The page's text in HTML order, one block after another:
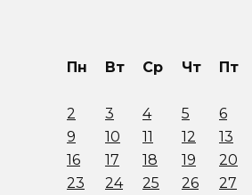
Пн Вт Ср Чт Пт
2
3 4 5 6
9
10 11 12 13
16
17 18 19 20
23
24 25 26 27